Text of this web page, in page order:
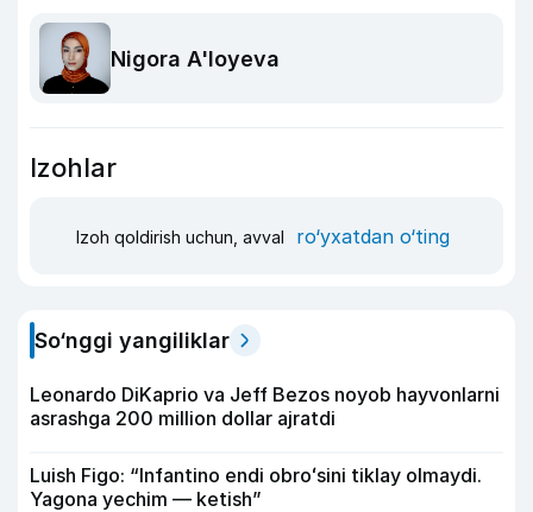
Nigora A'loyeva
Izohlar
Izoh qoldirish uchun, avval ro‘yxatdan o‘ting
So‘nggi yangiliklar
Leonardo DiKaprio va Jeff Bezos noyob hayvonlarni
asrashga 200 million dollar ajratdi
Luish Figo: “Infantino endi obroʻsini tiklay olmaydi.
Yagona yechim — ketish”